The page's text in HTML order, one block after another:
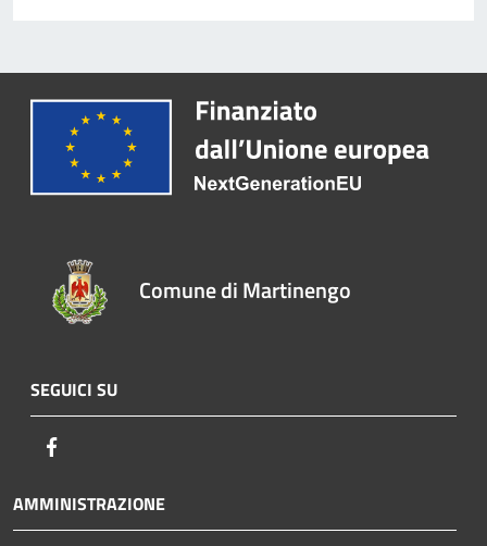
Comune di Martinengo
SEGUICI SU
AMMINISTRAZIONE